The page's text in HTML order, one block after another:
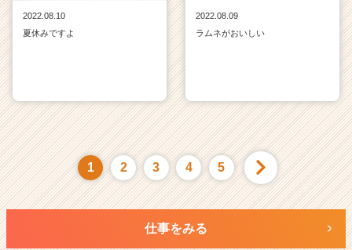
2022.08.10
夏休みですよ
2022.08.09
ラムネがおいしい
1 2 3 4 5
仕事をみる